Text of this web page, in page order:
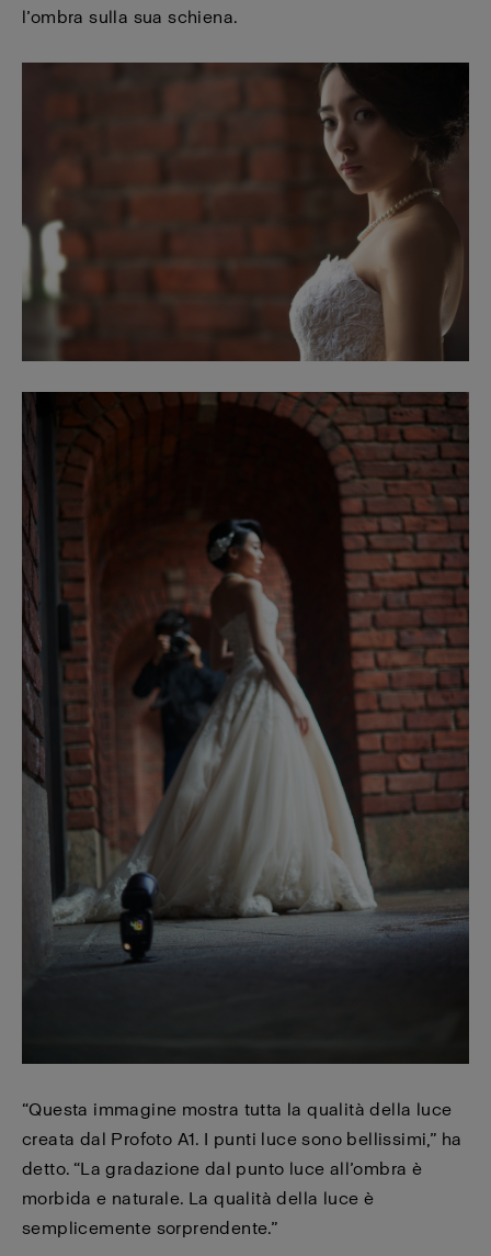
l’ombra sulla sua schiena.
“Questa immagine mostra tutta la qualità della luce
creata dal Profoto A1. I punti luce sono bellissimi,” ha
detto. “La gradazione dal punto luce all’ombra è
morbida e naturale. La qualità della luce è
semplicemente sorprendente.”